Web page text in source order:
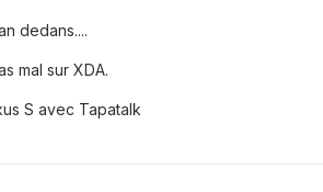
dedans....
mal sur XDA.
S avec Tapatalk